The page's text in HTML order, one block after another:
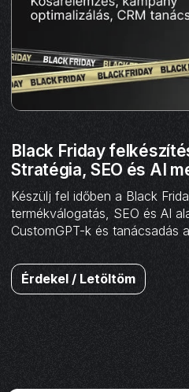
Black Friday
Stratégia, SEO és AI
Készülj fel időben a Black
termékválogatás, SEO és AI
CustomGPT-k és tanácsadás
Érdekel / Letöltöm